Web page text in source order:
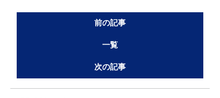
前の記事
一覧
次の記事